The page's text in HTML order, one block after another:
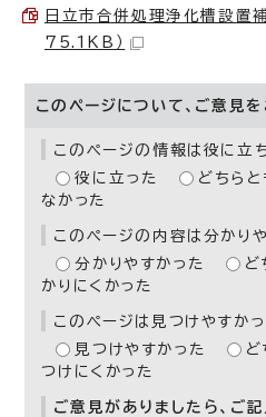
日立市合併処理浄化槽設置
75.1KB）
このページについて、ご意見
このページの情報は役に立ち
役に立った
どちら
なかった
このページの内容は分かりや
分かりやすかった
ど
かりにくかった
このページは見つけやすかっ
見つけやすかった
ど
つけにくかった
ご意見がありましたら、ご